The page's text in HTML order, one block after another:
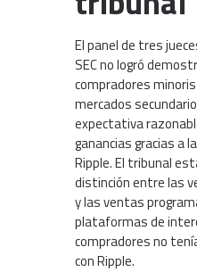
El panel de tres
SEC no logró
compradores
mercados
expectativa
ganancias gracias a
Ripple. El tribunal
distinción entre las
y las ventas
plataformas de
compradores no
con Ripple.